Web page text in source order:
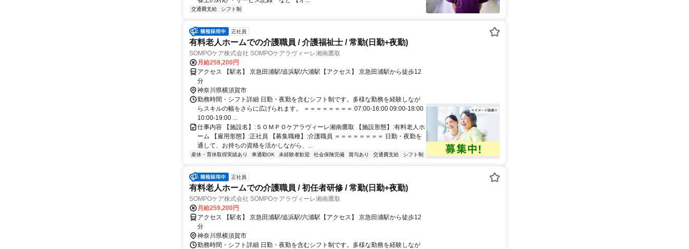
交通費支給 シフト制
正社員
有料老人ホームでの介護職員 / 介護福祉士 / 常勤(日勤+夜勤)
SOMPOケア株式会社 SOMPOケアラヴィーレ湘南鷹取
月給259,200円
アクセス 【駅名】 京急田浦駅/追浜駅/六浦駅【アクセス】 京急田浦駅から徒歩12
分
神奈川県横須賀市
勤務時間・シフト詳細 日勤・夜勤を含むシフト制です。多様な勤務を経験しなが
らスキルの幅をさらに広げられます。 ＝＝＝＝＝＝＝＝ 07:00-16:00 09:00-18:00
10:00-19:00 ...
仕事内容 【施設名】:ＳＯＭＰＯケアラヴィーレ湘南鷹取 【施設形態】:有料老人ホ
ーム 【雇用形態】:正社員 【募集職種】:介護職員 ＝＝＝＝＝＝＝＝ 日勤・夜勤を
通して、お持ちの資格を活かしながら、...
産休・育休取得実績あり 車通勤OK 未経験者歓迎 社会保険完備 賞与あり 交通費支給 シフト制
正社員
有料老人ホームでの介護職員 / 初任者研修 / 常勤(日勤+夜勤)
SOMPOケア株式会社 SOMPOケアラヴィーレ湘南鷹取
月給259,200円
アクセス 【駅名】 京急田浦駅/追浜駅/六浦駅【アクセス】 京急田浦駅から徒歩12
分
神奈川県横須賀市
勤務時間・シフト詳細 日勤・夜勤を含むシフト制です。多様な勤務を経験しなが